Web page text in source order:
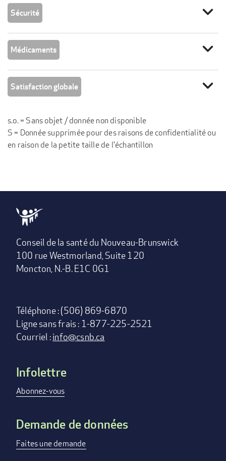
Sécurité expand_more
Médicaments expand_more
Satisfaction globale expand_more
s.o. = Sans objet / donnée non disponible
S = Donnée supprimée pour des raisons de confidentialité ou
en raison de la petite taille de l'échantillon
Conseil de la santé du Nouveau-Brunswick
100 rue Westmorland, Suite 120
Moncton, N.-B. E1C 0G1
Téléphone : (506) 869-6870
Ligne sans frais : 1-877-225-2521
Courriel :info@csnb.ca
Footer
menu
Infolettre
Abonnez-vous
Demande de données
Faites une demande